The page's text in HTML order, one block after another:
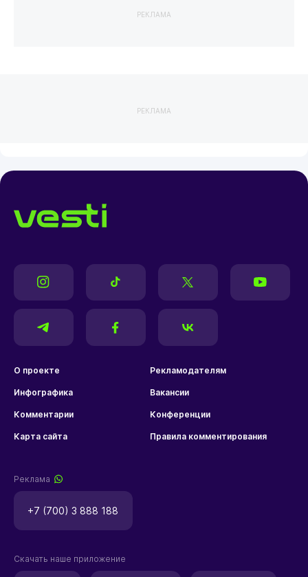
РЕКЛАМА
РЕКЛАМА
О проекте Рекламодателям
Инфографика Вакансии
Комментарии Конференции
Карта сайта Правила комментирования
Реклама
+7 (700) 3 888 188
Скачать наше приложение